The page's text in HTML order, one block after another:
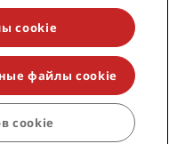
Radisson,
Collection,
Inn, Country Inn
Rewards и
знаками
cookie
файлы cookie
cookie